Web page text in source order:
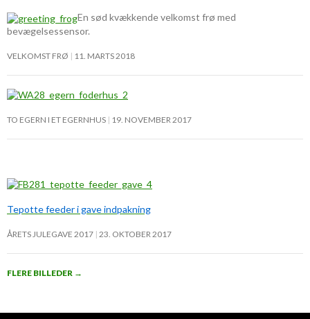
En sød kvækkende velkomst frø med
bevægelsessensor.
VELKOMST FRØ 11. MARTS 2018
TO EGERN I ET EGERNHUS 19. NOVEMBER 2017
Tepotte feeder i gave indpakning
ÅRETS JULEGAVE 2017 23. OKTOBER 2017
FLERE BILLEDER →